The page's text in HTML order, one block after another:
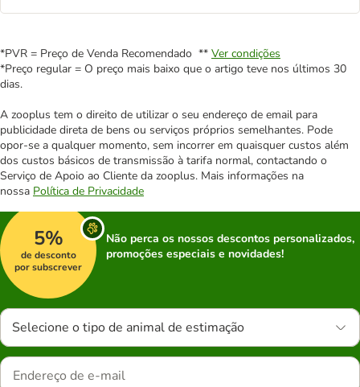
*PVR = Preço de Venda Recomendado ** Ver condições
*Preço regular = O preço mais baixo que o artigo teve nos últimos 30
dias.
A zooplus tem o direito de utilizar o seu endereço de email para
publicidade direta de bens ou serviços próprios semelhantes. Pode
opor-se a qualquer momento, sem incorrer em quaisquer custos além
dos custos básicos de transmissão à tarifa normal, contactando o
Serviço de Apoio ao Cliente da zooplus. Mais informações na
nossa Política de Privacidade
5%
de desconto
por subscrever
Não perca os nossos descontos personalizados,
promoções especiais e novidades!
Selecione o tipo de animal de estimação